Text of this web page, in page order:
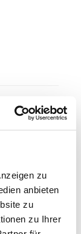
zu
anbieten
zu
zu Ihrer